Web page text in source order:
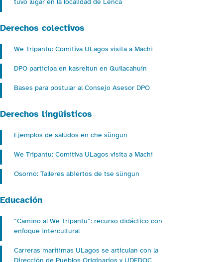
tuvo lugar en la localidad de Lenca
Derechos colectivos
We Tripantu: Comitiva ULagos visita a Machi
DPO participa en kasreltun en Quilacahuín
Bases para postular al Consejo Asesor DPO
Derechos lingüisticos
Ejemplos de saludos en che süngun
We Tripantu: Comitiva ULagos visita a Machi
Osorno: Talleres abiertos de tse süngun
Educación
“Camino al We Tripantu”: recurso didáctico con
enfoque intercultural
Carreras marítimas ULagos se articulan con la